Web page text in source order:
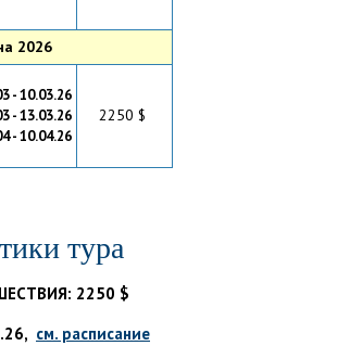
2026
- 10.03.26
- 13.03.26
- 10.04.26
2250 $
тура
2250 $
см. расписание